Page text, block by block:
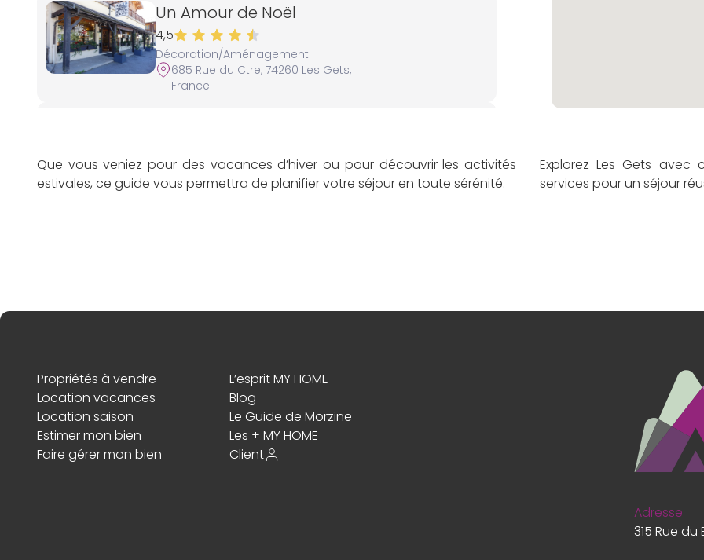
Un Amour de Noël
4,5
Décoration/Aménagement
685 Rue du Ctre, 74260 Les Gets,
France
Les Gets, France
Le Barbylone
4,7
La Petite Ourse
Restaurants d'altitude
Nabor, 74260 Les Gets, France
Que vous veniez pour des vacances d’hiver ou pour découvrir les activités
estivales, ce guide vous permettra de planifier votre séjour en toute sérénité.
Explorez Les Gets
services pour un séjour
Propriétés à vendre
L’esprit MY HOME
Location vacances
Blog
Location saison
Le Guide de Morzine
Estimer mon bien
Les + MY HOME
Faire gérer mon bien
Client
Adresse
315 Rue du